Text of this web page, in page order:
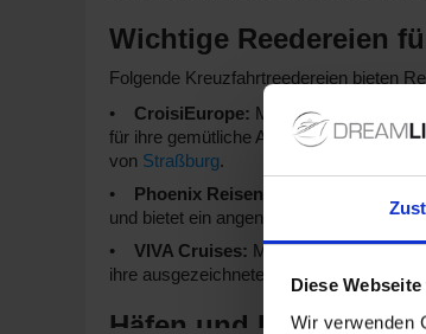
Diese
Wir verwenden
Wichtige Reedereien
Folgende Kreuzfahrtreedereien bieten
CroisiEurope: Mit einer Flotte von
für ihre gemütliche Atmosphäre und
von Straßburg.
Phoenix Reisen:
und bietet ein angenehmes
VIVA Cruises: Mit 9 Schiffen hat
ihre ausgezeichnete Gastronomie.
Häfen und Highlights